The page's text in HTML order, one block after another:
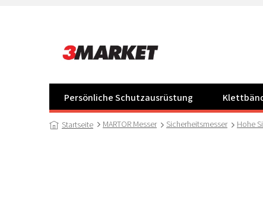
Persönliche Schutzausrüstung
Startseite MARTOR Messer Sicherheitsmesser Hohe